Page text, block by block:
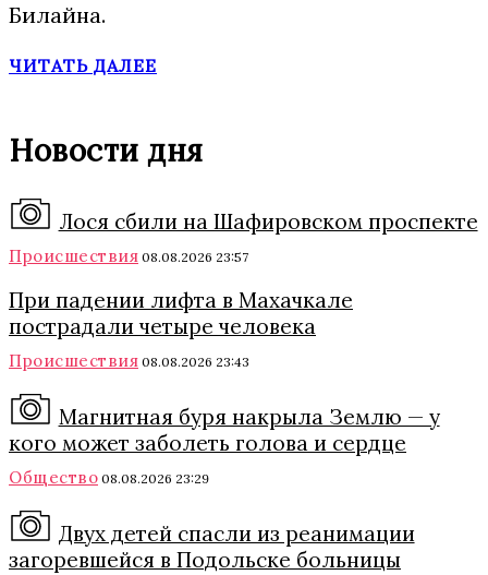
Билайна.
ЧИТАТЬ ДАЛЕЕ
Новости дня
Лося сбили на Шафировском проспекте
Происшествия 08.08.2026 23:57
При падении лифта в Махачкале
пострадали четыре человека
Происшествия 08.08.2026 23:43
Магнитная буря накрыла Землю — у
кого может заболеть голова и сердце
Общество 08.08.2026 23:29
Двух детей спасли из реанимации
загоревшейся в Подольске больницы